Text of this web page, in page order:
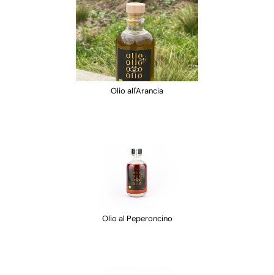
Olio all'Arancia
Olio al Peperoncino